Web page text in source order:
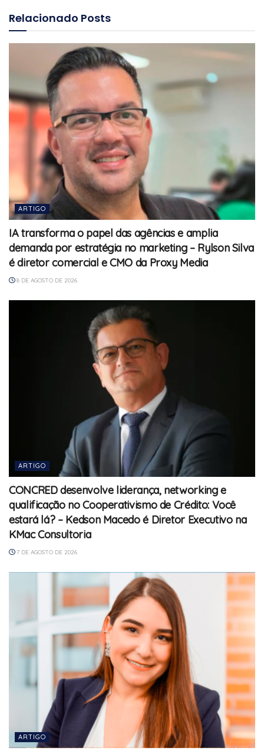
Relacionado Posts
ARTIGO
IA transforma o papel das agências e amplia
demanda por estratégia no marketing – Rylson Silva
é diretor comercial e CMO da Proxy Media
8 DE AGOSTO DE 2026
ARTIGO
CONCRED desenvolve liderança, networking e
qualificação no Cooperativismo de Crédito: Você
estará lá? – Kedson Macedo é Diretor Executivo na
KMac Consultoria
7 DE AGOSTO DE 2026
ARTIGO